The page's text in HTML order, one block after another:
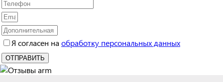
Я согласен на обработку персональных данных